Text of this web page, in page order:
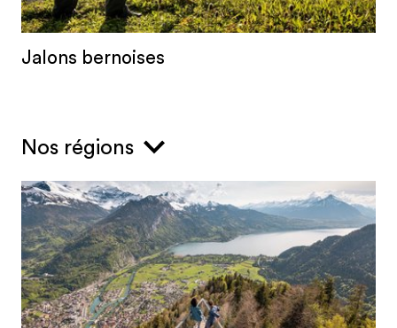
Jalons bernoises
Nos régions